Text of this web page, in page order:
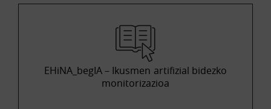
EHiNA_begIA – Ikusmen artifizial bidezko
monitorizazioa